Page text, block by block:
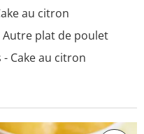
au citron
Autre plat de poulet
- Cake au citron